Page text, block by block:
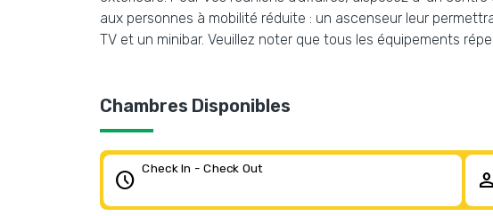
aux personnes à mobilité réduite : un ascenseur leur
TV et un minibar. Veuillez noter que tous les équipements
Chambres Disponibles
schedule Check In - Check Out person